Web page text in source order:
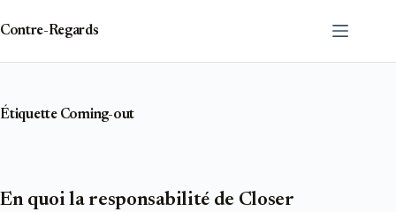
contenu
Contre-Regards
ÉtiquetteComing-out
En quoi la responsabilité de Closer